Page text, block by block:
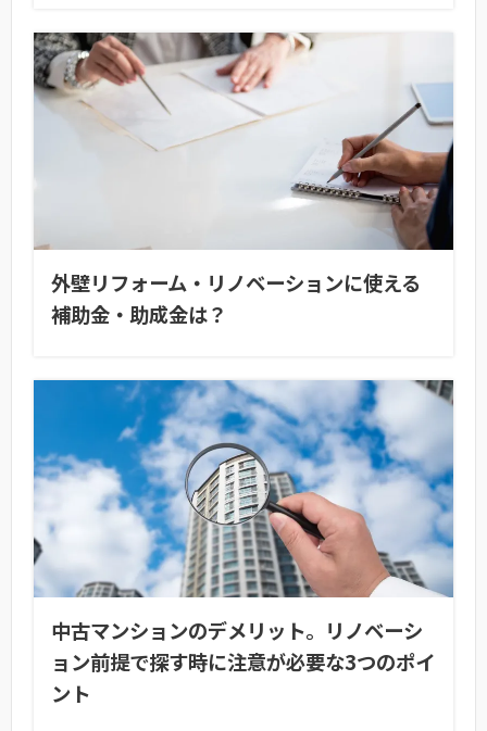
外壁リフォーム・リノベーションに使える
補助金・助成金は？
中古マンションのデメリット。リノベーシ
ョン前提で探す時に注意が必要な3つのポイ
ント